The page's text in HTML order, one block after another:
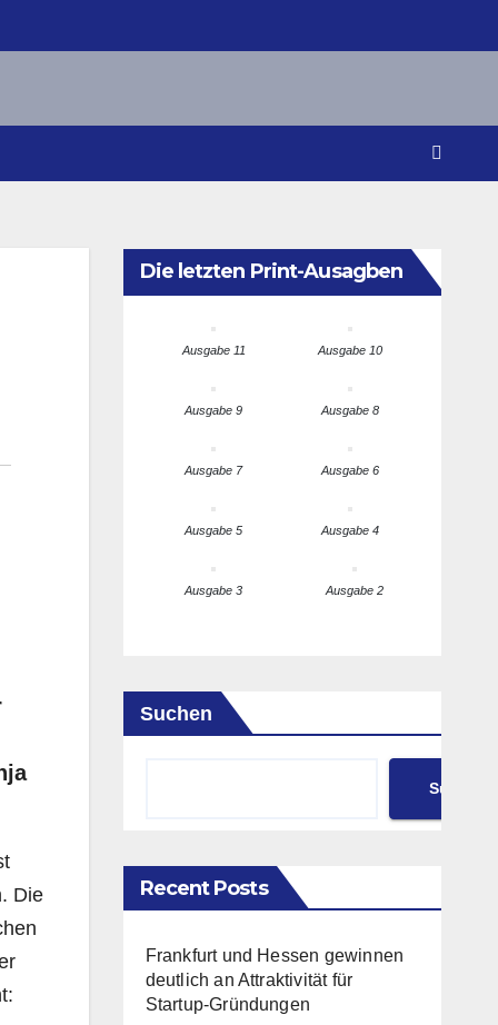
Die
Die letzten Print-Ausagben
Ausgabe 11 Ausgabe 10
Ausgabe 9 Ausgabe 8
Ausgabe 7 Ausgabe 6
Ausgabe 5 Ausgabe 4
Ausgabe 3 Ausgabe 2
Suchen
Suchen
Recent Posts
Frankfurt und Hessen gewinnen
deutlich an Attraktivität für
Startup-Gründungen